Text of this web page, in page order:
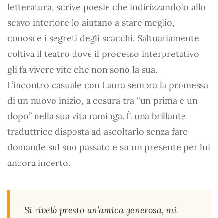
letteratura, scrive poesie che indirizzandolo allo
scavo interiore lo aiutano a stare meglio,
conosce i segreti degli scacchi. Saltuariamente
coltiva il teatro dove il processo interpretativo
gli fa vivere vite che non sono la sua.
L’incontro casuale con Laura sembra la promessa
di un nuovo inizio, a cesura tra “un prima e un
dopo” nella sua vita raminga. È una brillante
traduttrice disposta ad ascoltarlo senza fare
domande sul suo passato e su un presente per lui
ancora incerto.
Si rivelò presto un’amica generosa, mi